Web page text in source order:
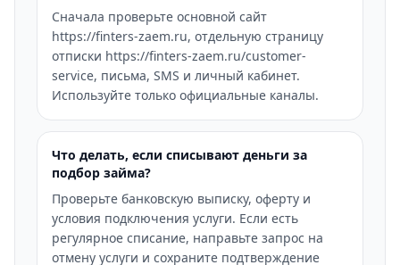
Сначала проверьте основной сайт
https://finters-zaem.ru, отдельную страницу
отписки https://finters-zaem.ru/customer-
service, письма, SMS и личный кабинет.
Используйте только официальные каналы.
Что делать, если списывают деньги за
подбор займа?
Проверьте банковскую выписку, оферту и
условия подключения услуги. Если есть
регулярное списание, направьте запрос на
отмену услуги и сохраните подтверждение